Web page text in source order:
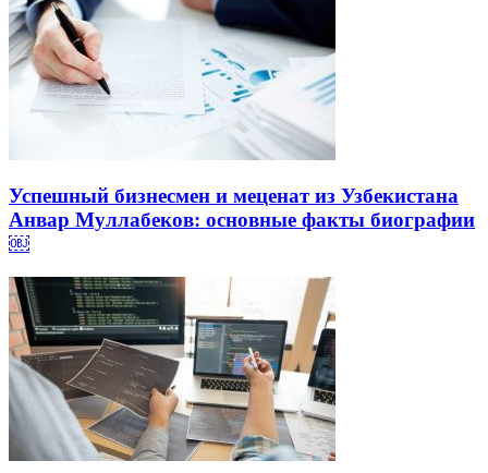
Успешный бизнесмен и меценат из Узбекистана
Анвар Муллабеков: основные факты биографии
￼